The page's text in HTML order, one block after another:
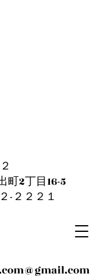
町2丁目16-5
-２２２１